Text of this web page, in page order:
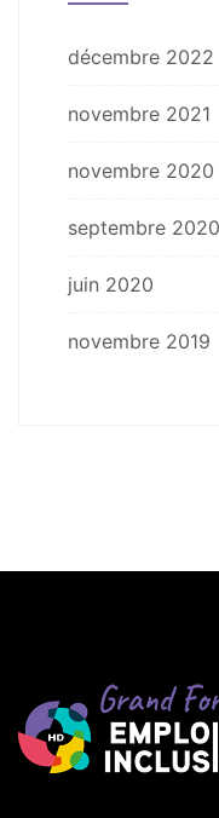
décembre 2022
novembre 2021
novembre 2020
septembre 2020
juin 2020
novembre 2019